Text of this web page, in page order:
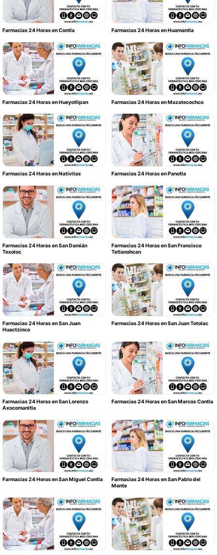
Farmacias 24 Horas en Contla Farmacias 24 Horas en Huamantla
Farmacias 24 Horas en Hueyotlipan Farmacias 24 Horas en Mazatecochco
Farmacias 24 Horas en Natívitas Farmacias 24 Horas en Panotla
Farmacias 24 Horas en San Damián
Texoloc
Farmacias 24 Horas en San Francisco
Tetlanohcan
Farmacias 24 Horas en San Juan
Huactzinco
Farmacias 24 Horas en San Juan Totolac
Farmacias 24 Horas en San Lorenzo
Axocomanitla
Farmacias 24 Horas en San Marcos Contla
Farmacias 24 Horas en San Miguel Contla
Farmacias 24 Horas en San Pablo del
Monte